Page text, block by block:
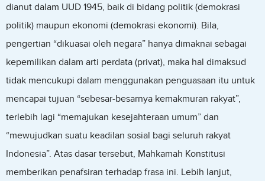
dianut dalam UUD 1945, baik di bidang politik (demokrasi
politik) maupun ekonomi (demokrasi ekonomi). Bila,
pengertian “dikuasai oleh negara” hanya dimaknai sebagai
kepemilikan dalam arti perdata (privat), maka hal dimaksud
tidak mencukupi dalam menggunakan penguasaan itu untuk
mencapai tujuan “sebesar-besarnya kemakmuran rakyat”,
terlebih lagi “memajukan kesejahteraan umum” dan
“mewujudkan suatu keadilan sosial bagi seluruh rakyat
Indonesia”. Atas dasar tersebut, Mahkamah Konstitusi
memberikan penafsiran terhadap frasa ini. Lebih lanjut,